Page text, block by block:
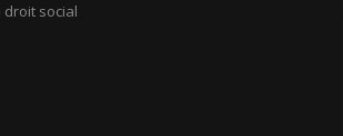
droit social